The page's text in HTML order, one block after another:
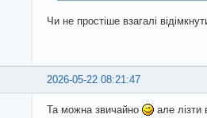
Чи не простіше взагалі
2026-05-22 08:21:47
Та можна звичайно але